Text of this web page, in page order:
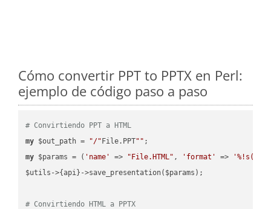
Cómo convertir PPT to PPTX en Perl:
ejemplo de código paso a paso
# Convirtiendo PPT a HTML
my $out_path = "/" File.PPT""
my $params = ( 'name' => "File.HTML" , 'format' =>
$utils->{api}->save_presentation($params);
# Convirtiendo HTML a PPTX